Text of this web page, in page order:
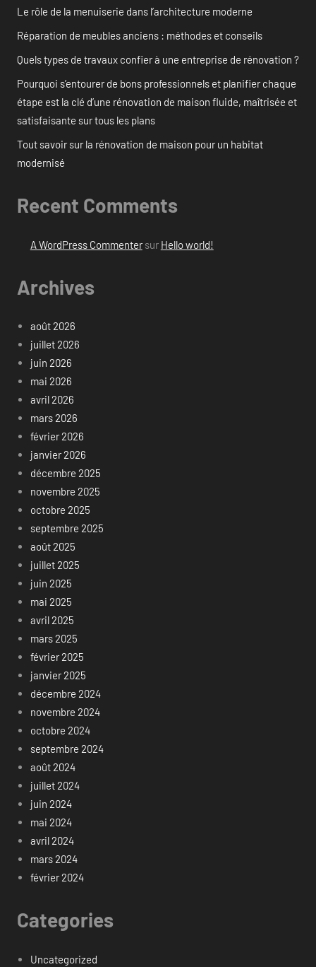
Le rôle de la menuiserie dans l’architecture moderne
Réparation de meubles anciens : méthodes et conseils
Quels types de travaux confier à une entreprise de rénovation ?
Pourquoi s’entourer de bons professionnels et planifier chaque
étape est la clé d’une rénovation de maison fluide, maîtrisée et
satisfaisante sur tous les plans
Tout savoir sur la rénovation de maison pour un habitat
modernisé
Recent Comments
A WordPress Commentersur Hello world!
Archives
août 2026
juillet 2026
juin 2026
mai 2026
avril 2026
mars 2026
février 2026
janvier 2026
décembre 2025
novembre 2025
octobre 2025
septembre 2025
août 2025
juillet 2025
juin 2025
mai 2025
avril 2025
mars 2025
février 2025
janvier 2025
décembre 2024
novembre 2024
octobre 2024
septembre 2024
août 2024
juillet 2024
juin 2024
mai 2024
avril 2024
mars 2024
février 2024
Categories
Uncategorized